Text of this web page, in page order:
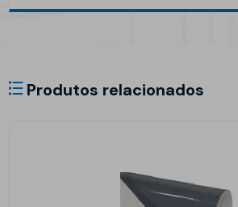
Produtos relacionados